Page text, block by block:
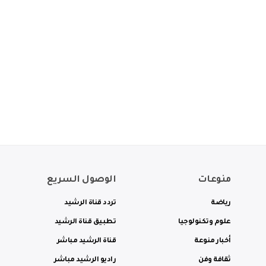
منوعات
رياضة
علوم وتكنولوجيا
أخبار منوعة
ثقافة وفن
الوصول السريع
تردد قناة الرشيد
تطبيق قناة الرشيد
قناة الرشيد مباشر
راديو الرشيد مباشر